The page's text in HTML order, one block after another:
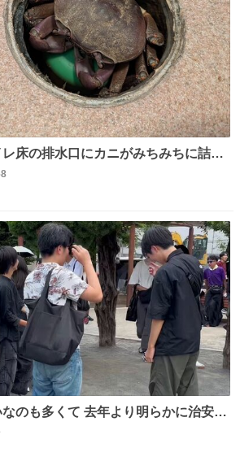
床の排水口にカニがみちみちに詰ま
なのも多くて 去年より明らかに治安悪